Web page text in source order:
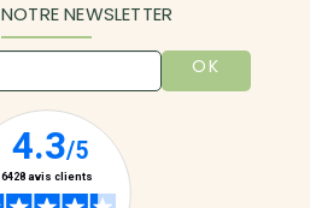
NEWSLETTER
OK